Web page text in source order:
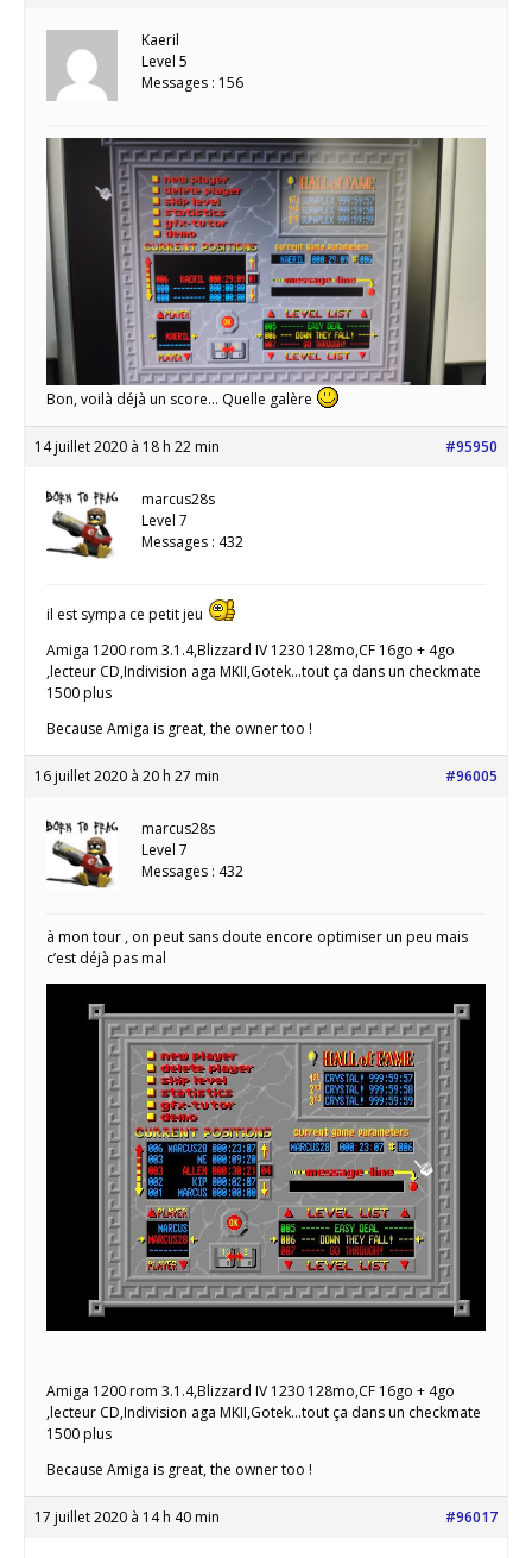
Kaeril
Level 5
Messages : 156
Bon, voilà déjà un score… Quelle galère
14 juillet 2020 à 18 h 22 min #95950
marcus28s
Level 7
Messages : 432
il est sympa ce petit jeu
Amiga 1200 rom 3.1.4,Blizzard IV 1230 128mo,CF 16go + 4go
,lecteur CD,Indivision aga MKII,Gotek...tout ça dans un checkmate
1500 plus
Because Amiga is great, the owner too !
16 juillet 2020 à 20 h 27 min #96005
marcus28s
Level 7
Messages : 432
à mon tour , on peut sans doute encore optimiser un peu mais
c’est déjà pas mal
Amiga 1200 rom 3.1.4,Blizzard IV 1230 128mo,CF 16go + 4go
,lecteur CD,Indivision aga MKII,Gotek...tout ça dans un checkmate
1500 plus
Because Amiga is great, the owner too !
17 juillet 2020 à 14 h 40 min #96017